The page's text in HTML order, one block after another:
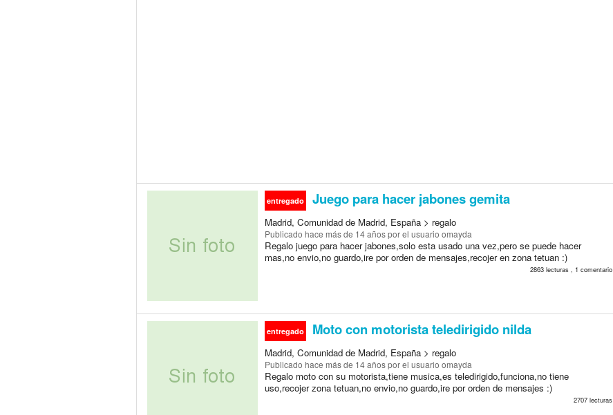
entregado Juego para hacer jabones gemita
Madrid, Comunidad de Madrid, España > regalo
Publicado hace más de 14 añospor el usuario omayda
Regalo juego para hacer jabones,solo esta usado una vez,pero se puede hacer
mas,no envio,no guardo,ire por orden de mensajes,recojer en zona tetuan :)
2863 lecturas , 1 comentario
entregado Moto con motorista teledirigido nilda
Madrid, Comunidad de Madrid, España > regalo
Publicado hace más de 14 añospor el usuario omayda
Regalo moto con su motorista,tiene musica,es teledirigido,funciona,no tiene
uso,recojer zona tetuan,no envio,no guardo,ire por orden de mensajes :)
2707 lecturas